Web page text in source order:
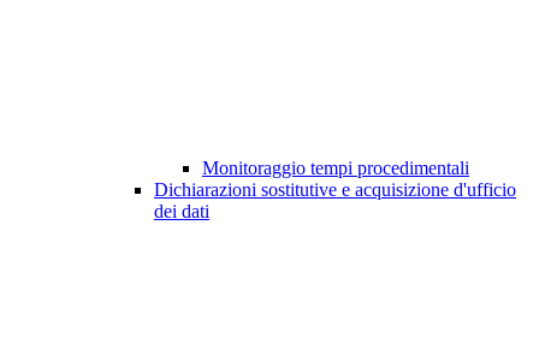
Monitoraggio tempi procedimentali
Dichiarazioni sostitutive e acquisizione d'ufficio
dei dati